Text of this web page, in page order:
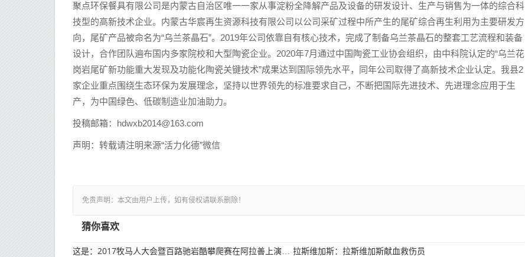
聚点环保餐具有限公司是内蒙古自治区唯一一家从事淀粉全降解产品及设备的研发设计、生产与销售为一体的综合科
技型的高新技术企业。内蒙古华宸再生资源科技有限公司以公司采矿过程中所产生的尾矿综合再生利用为主要研发方
向，尾矿产品被命名为“乌兰茶晶石”。2019年公司依靠自有核心技术，完成了制备乌兰茶晶石的整套工艺流程和装备
设计，合作团队遍布国内多家院校和大型陶瓷企业。2020年7月通过中国陶瓷工业协会组织，由中科院认定的“乌兰花
岗岩尾矿新功能重大发现及功能化陶瓷关键技术”成果达到国际领先水平，同年公司取得了高新技术企业认定。我县2
家企业重点围绕生态环保为发展理念，坚持以世界领先的标准要求自己，不断把国际先进技术、先进理念应用于生
产，为中国绿色、低碳制造业加油助力。
投稿邮箱： hdwxb2014@163.com
声明：转载请注明来源“活力化德”微信
免责声明：本文由用户上传，如有侵权请联系删除！
猜你喜欢
拉斯维加斯：拉斯维加斯献血救伤员